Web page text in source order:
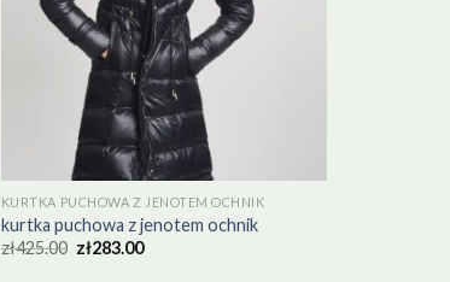
KURTKA PUCHOWA Z JENOTEM OCHNIK
kurtka puchowa z jenotem ochnik
zł425.00 zł283.00